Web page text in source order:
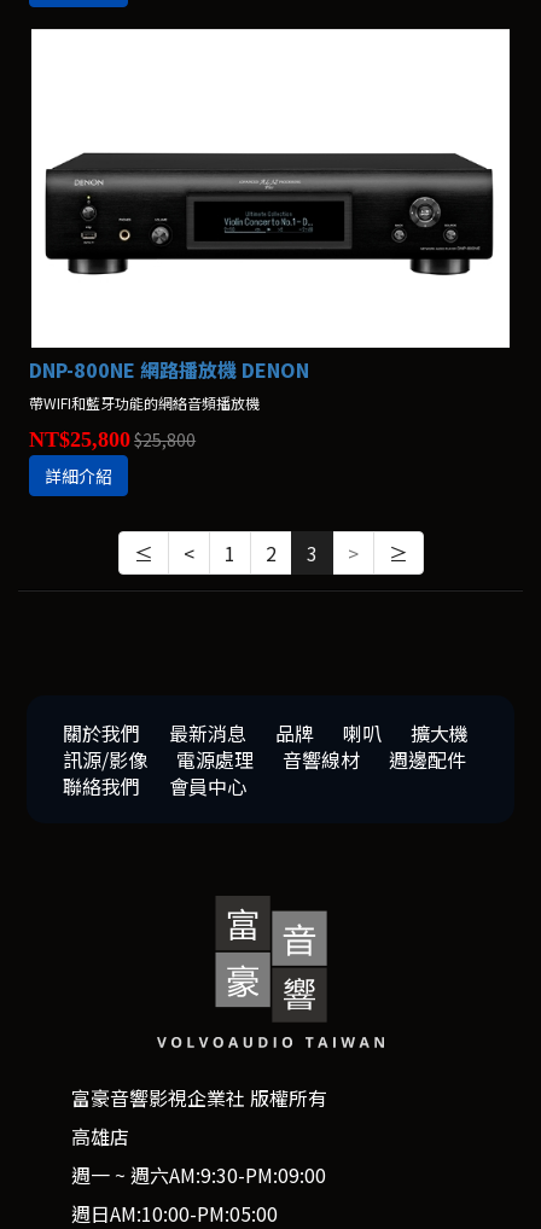
DNP-800NE 網路播放機 DENON
帶WIFI和藍牙功能的網絡音頻播放機
NT$25,800$25,800
詳細介紹
≤ < 1 2 3 > ≥
關於我們 最新消息 品牌 喇叭
擴大機
訊源/影像
電源處理 音響線材
週邊配件
聯絡我們
會員中心
富豪音響影視企業社 版權所有
高雄店
週一 ~ 週六AM:9:30-PM:09:00
週日AM:10:00-PM:05:00